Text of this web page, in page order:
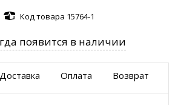
Код товара 15764-1
появится в наличии
Доставка Оплата Возврат